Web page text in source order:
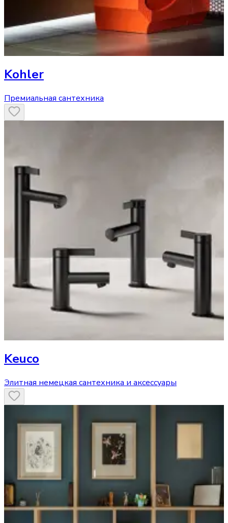
Kohler
Премиальная сантехника
Keuco
Элитная немецкая сантехника и аксессуары